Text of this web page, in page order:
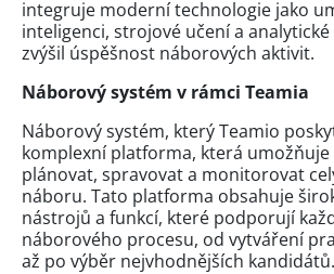
integruje moderní technologie jako
inteligenci, strojové učení a
zvýšil úspěšnost náborových aktivit.
Náborový systém v rámci Teamia
Náborový systém, který Teamio
komplexní platforma, která
plánovat, spravovat a monitorovat
náboru. Tato platforma obsahuje
nástrojů a funkcí, které podporují
náborového procesu, od vytváření
až po výběr nejvhodnějších kandidátů.